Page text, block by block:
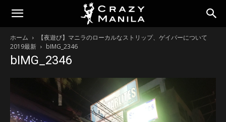
ホーム
【夜遊び】マニラのローカルなストリップ、ゲイバーについて
2019最新
bIMG_2346
bIMG_2346